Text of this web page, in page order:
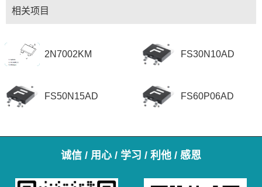
相关项目
2N7002KM FS30N10AD
FS50N15AD FS60P06AD
诚信 / 用心 / 学习 / 利他 / 感恩